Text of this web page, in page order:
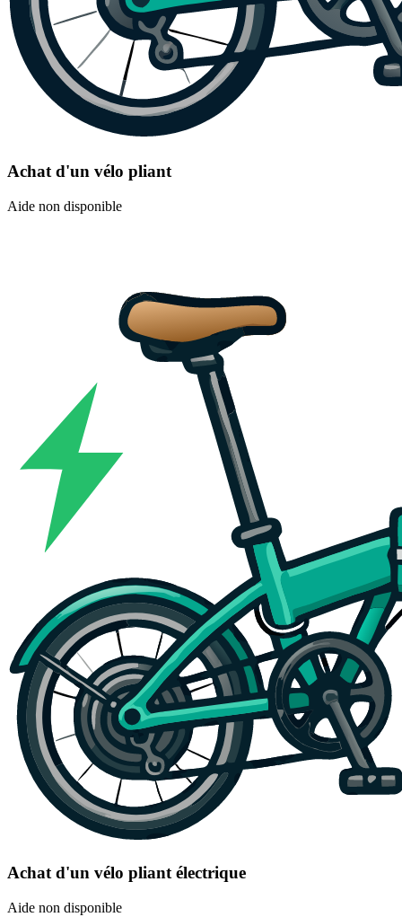
Achat d'un vélo pliant
Aide non disponible
Achat d'un vélo pliant électrique
Aide non disponible